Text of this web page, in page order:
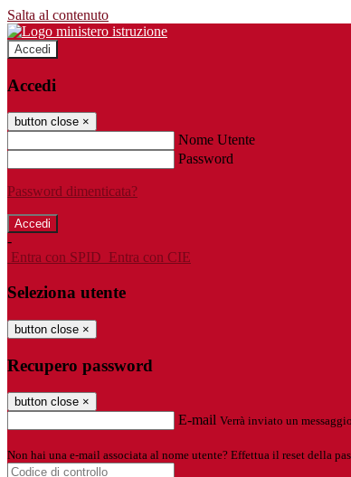
Salta al contenuto
Accedi
Accedi
button close ×
Nome Utente
Password
Password dimenticata?
-
Entra con SPID Entra con CIE
Seleziona utente
button close ×
Recupero password
button close ×
E-mail Verrà inviato un
Non hai una e-mail associata al nome utente? Effettua il reset della